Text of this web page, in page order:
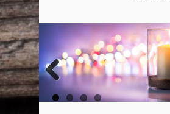
Zurück